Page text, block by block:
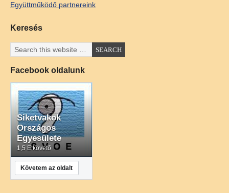
Együttműködő partnereink
Keresés
Facebook oldalunk
Siketvakok
Országos
Egyesülete
1,5 E követő
Követem az oldalt